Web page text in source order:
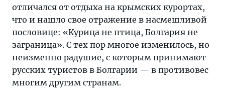
отличался от отдыха на крымских курортах,
что и нашло свое отражение в насмешливой
пословице: «Курица не птица, Болгария не
заграница». С тех пор многое изменилось, но
неизменно радушие, с которым принимают
русских туристов в Болгарии — в противовес
многим другим странам.